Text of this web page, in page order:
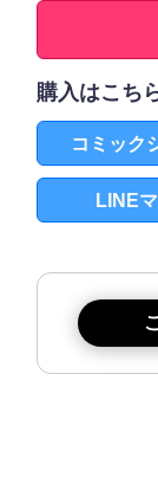
購入はこち
コミック
LINE